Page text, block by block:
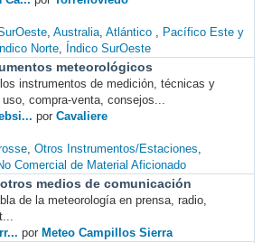
Australia Atlántico
Pacífico Este y
Índico Norte Índico SurOeste
meteorológicos
instrumentos de medición, técnicas y
compra-venta, consejos...
por Cavaliere
Otros Instrumentos/Estaciones
Comercial de Material Aficionado
medios de comunicación
de la meteorología en prensa, radio,
por Meteo Campillos Sierra